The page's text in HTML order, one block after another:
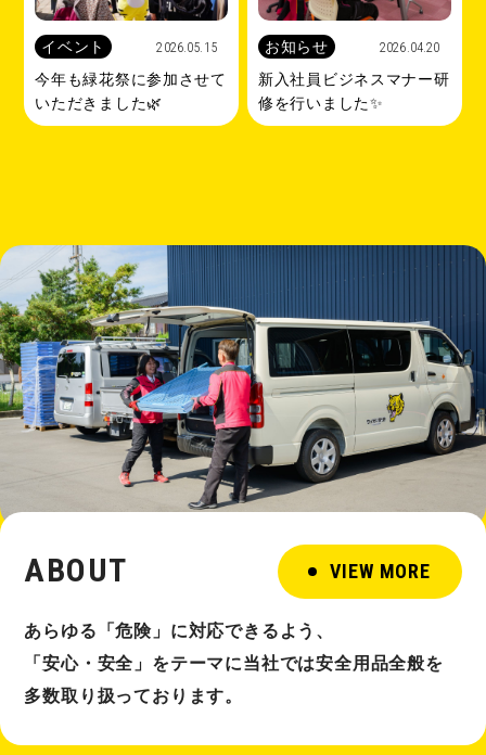
イベント 2026.05.15
今年も緑花祭に参加させて
いただきました🌿
お知らせ 2026.04.20
新入社員ビジネスマナー研
修を行いました✨
ABOUT VIEW MORE
あらゆる「危険」に対応できるよう、
「安⼼・安全」をテーマに当社では安全⽤品全般を
多数取り扱っております。